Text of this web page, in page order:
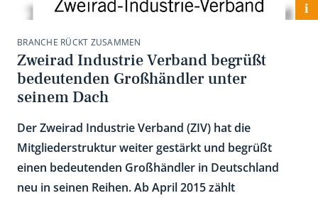
i
BRANCHE RÜCKT ZUSAMMEN
Zweirad Industrie Verband begrüßt
bedeutenden Großhändler unter
seinem Dach
Der Zweirad Industrie Verband (ZIV) hat die
Mitgliederstruktur weiter gestärkt und begrüßt
einen bedeutenden Großhändler in Deutschland
neu in seinen Reihen. Ab April 2015 zählt